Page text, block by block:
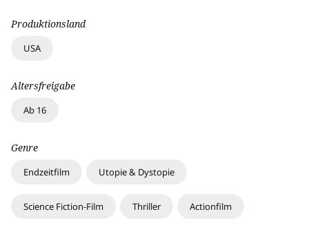
Produktionsland
USA
Altersfreigabe
Ab 16
Genre
Endzeitfilm Utopie & Dystopie
Science Fiction-Film Thriller Actionfilm